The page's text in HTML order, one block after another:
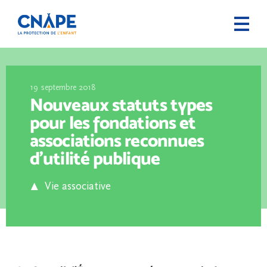
19 septembre 2018
Nouveaux statuts types
pour les fondations et
associations reconnues
d’utilité publique
Vie associative